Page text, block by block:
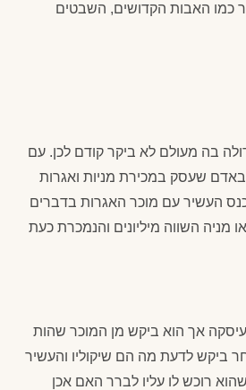
כמו האבות הקדושים, השבטים
בה מעולם לא ביקר קודם לכן. עם
באדם שעסק במכירת מניות ואגרות
העשיר עם מוכר האגרות בדברים
מניה השווה מיליונים והנמכרת כעת
אך הוא ביקש מן המוכר שהות
ביקש לדעת מה הם שיקוליו והעשיר
רוכש לו עליו לברר האם אכן